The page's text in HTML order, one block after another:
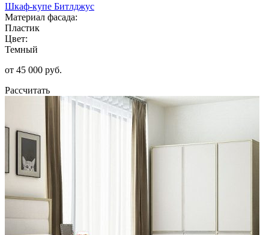
Шкаф-купе Битлджус
Материал фасада:
Пластик
Цвет:
Темный
от 45 000 руб.
Рассчитать